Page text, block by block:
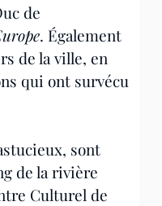
de
. Également
de la ville, en
qui ont survécu
sont
de la rivière
Culturel de